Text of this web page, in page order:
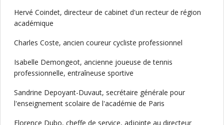
Hervé Coindet, directeur de cabinet d'un recteur de région
académique
Charles Coste, ancien coureur cycliste professionnel
Isabelle Demongeot, ancienne joueuse de tennis
professionnelle, entraîneuse sportive
Sandrine Depoyant-Duvaut, secrétaire générale pour
l'enseignement scolaire de l'académie de Paris
Florence Dubo, cheffe de service, adjointe au directeur